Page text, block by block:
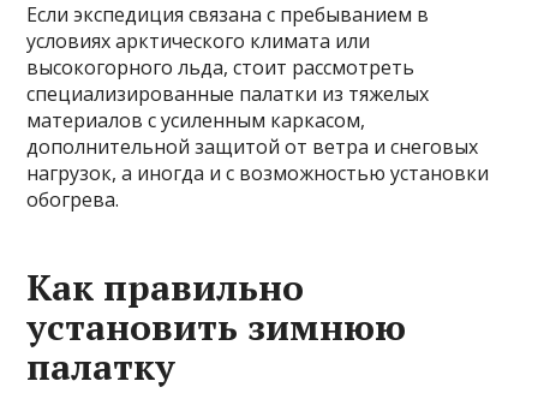
Если экспедиция связана с пребыванием в
условиях арктического климата или
высокогорного льда, стоит рассмотреть
специализированные палатки из тяжелых
материалов с усиленным каркасом,
дополнительной защитой от ветра и снеговых
нагрузок, а иногда и с возможностью установки
обогрева.
Как правильно
установить зимнюю
палатку